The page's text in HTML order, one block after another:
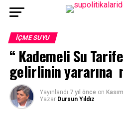
İÇME SUYU
“ Kademeli Su
gelirlinin yararına
Yayınlandı 7 yıl önce on
Yazar Dursun Yıldız